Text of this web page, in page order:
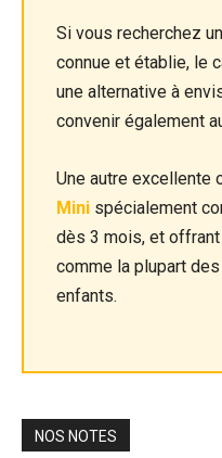
Si vous recherchez
connue et établie, le
une alternative à
convenir également
Une autre excellente
Mini spécialement
dès 3 mois, et
comme la plupart
enfants.
NOS NOTES